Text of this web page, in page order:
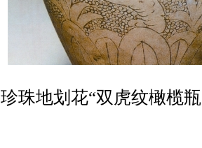
珍珠地划花“双虎纹橄榄